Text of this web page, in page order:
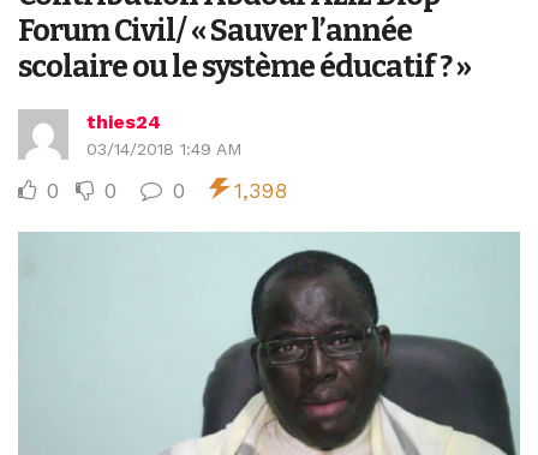
Forum Civil/ « Sauver l’année
scolaire ou le système éducatif ? »
thies24
03/14/2018 1:49 AM
0 0 0 1,398